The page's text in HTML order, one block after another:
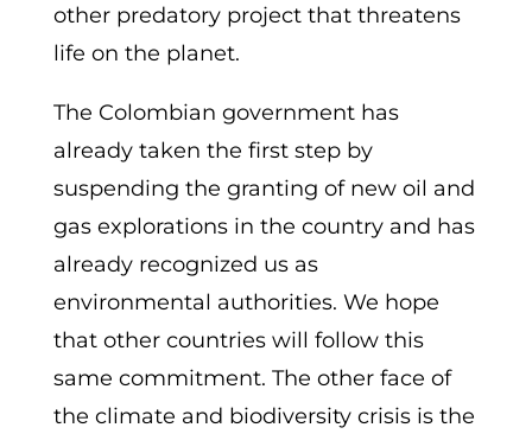
other predatory project that threatens
life on the planet.
The Colombian government has
already taken the first step by
suspending the granting of new oil and
gas explorations in the country and has
already recognized us as
environmental authorities. We hope
that other countries will follow this
same commitment. The other face of
the climate and biodiversity crisis is the